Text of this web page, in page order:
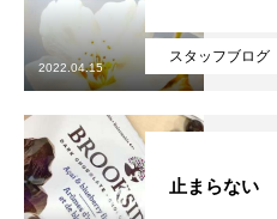
経営理念
メッセージ
代表者経歴
会社概要
スタッフブログ
2022.04.15
止まらない